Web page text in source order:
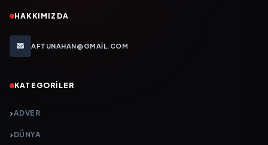
HAKKIMIZDA
AFTUNAHAN@GMAIL.COM
KATEGORILER
ADVER
DÜNYA